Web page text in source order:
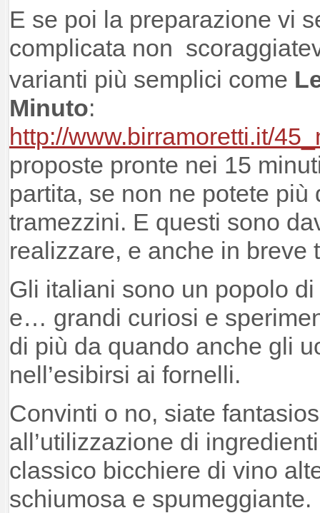
E se poi la preparazione vi
complicata non
varianti più semplici come
Minuto:
http://www.birramoretti.it/
proposte pronte nei 15
partita, se non ne potete più
tramezzini. E questi sono
realizzare, e anche in breve
Gli italiani sono un popolo
e… grandi curiosi e
di più da quando anche gli
nell’esibirsi ai fornelli.
Convinti o no, siate
all’utilizzazione di
classico bicchiere di vino
schiumosa e spumeggiante.